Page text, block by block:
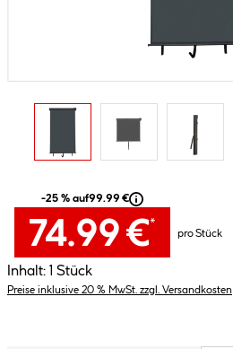
-25 % auf99.99 €
74.99 €*
pro Stück
Inhalt: 1 Stück
Preise inklusive 20 % MwSt. zzgl. Versandkosten